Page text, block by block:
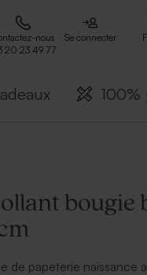
nous
20 23 49 77
Se connecter
100%
bougie
de papeterie naissance